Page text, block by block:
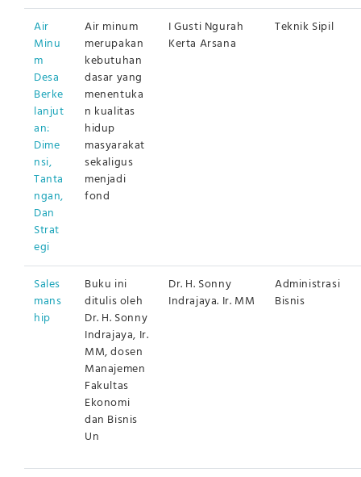
Air
Minu
m
Desa
Berke
lanjut
an:
Dime
nsi,
Tanta
ngan,
Dan
Strat
egi
Air minum
merupakan
kebutuhan
dasar yang
menentuka
n kualitas
hidup
masyarakat
sekaligus
menjadi
fond
I Gusti Ngurah
Kerta Arsana
Teknik Sipil
Sales
mans
hip
Buku ini
ditulis oleh
Dr. H. Sonny
Indrajaya, Ir.
MM, dosen
Manajemen
Fakultas
Ekonomi
dan Bisnis
Un
Dr. H. Sonny
Indrajaya. Ir. MM
Administrasi
Bisnis